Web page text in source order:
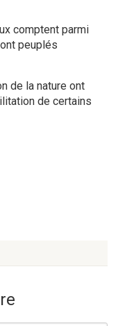
comptent parmi
peuplés
de la nature ont
de certains